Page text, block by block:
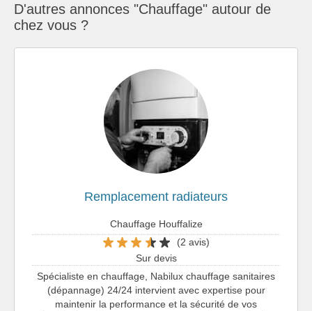
D'autres annonces "Chauffage" autour de
chez vous ?
Remplacement radiateurs
Chauffage Houffalize
(2 avis)
Sur devis
Spécialiste en chauffage, Nabilux chauffage sanitaires
(dépannage) 24/24 intervient avec expertise pour
maintenir la performance et la sécurité de vos